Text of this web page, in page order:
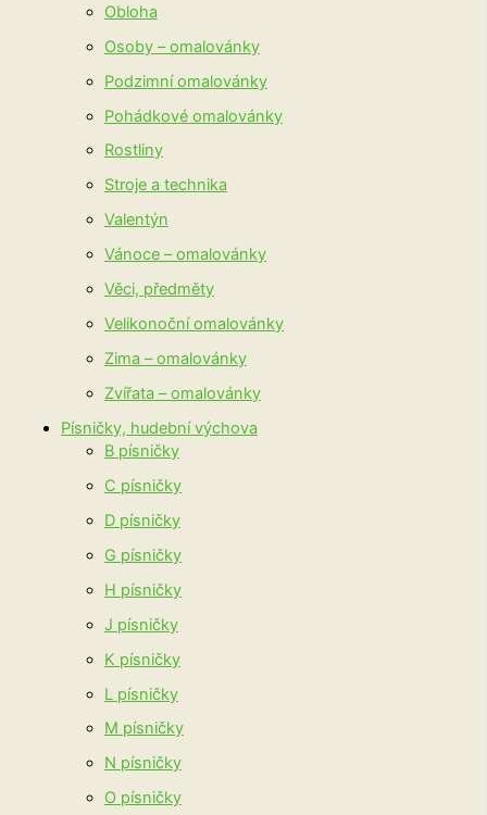
Obloha
Osoby – omalovánky
Podzimní omalovánky
Pohádkové omalovánky
Rostliny
Stroje a technika
Valentýn
Vánoce – omalovánky
Věci, předměty
Velikonoční omalovánky
Zima – omalovánky
Zvířata – omalovánky
Písničky, hudební výchova
B písničky
C písničky
D písničky
G písničky
H písničky
J písničky
K písničky
L písničky
M písničky
N písničky
O písničky